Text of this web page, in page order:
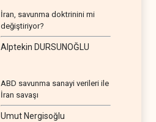
İran, savunma doktrinini mi
değiştiriyor?
Alptekin DURSUNOĞLU
ABD savunma sanayi verileri ile
İran savaşı
Umut Nergisoğlu